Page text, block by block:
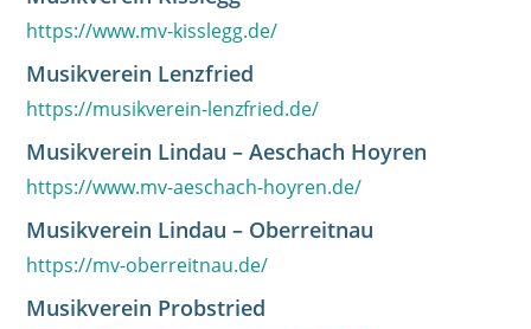
https://www.mv-kisslegg.de/
Musikverein Lenzfried
https://musikverein-lenzfried.de/
Musikverein Lindau – Aeschach Hoyren
https://www.mv-aeschach-hoyren.de/
Musikverein Lindau – Oberreitnau
https://mv-oberreitnau.de/
Musikverein Probstried